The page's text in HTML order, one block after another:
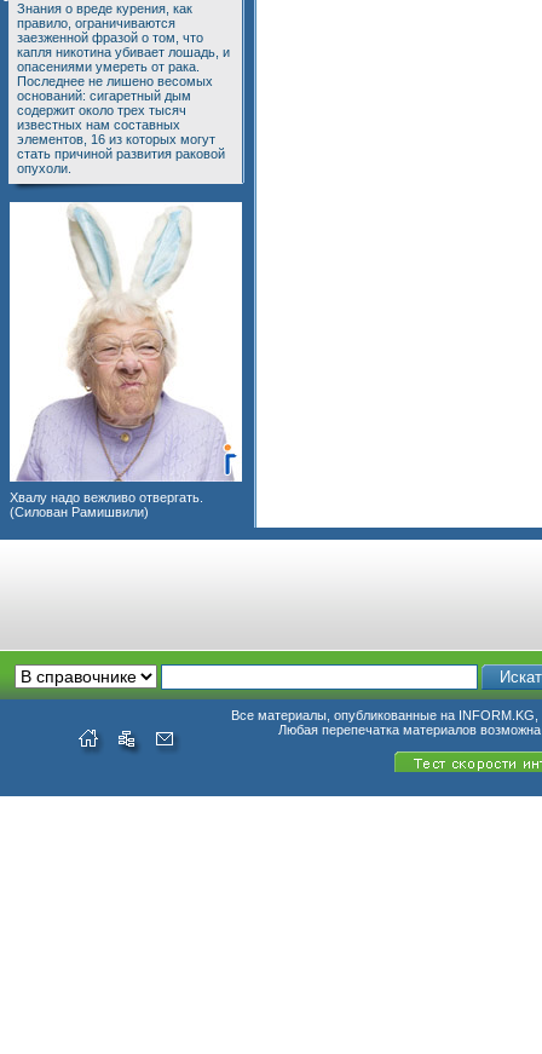
Знания о вреде курения, как
правило, ограничиваются
заезженной фразой о том, что
капля никотина убивает лошадь, и
опасениями умереть от рака.
Последнее не лишено весомых
оснований: сигаретный дым
содержит около трех тысяч
известных нам составных
элементов, 16 из которых могут
стать причиной развития раковой
опухоли.
Хвалу надо вежливо отвергать.
(Силован Рамишвили)
Все материалы, опубликованные на INFORM.KG,
Любая перепечатка материалов